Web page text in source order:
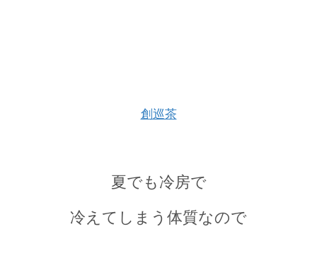
創巡茶
夏でも冷房で
冷えてしまう体質なので